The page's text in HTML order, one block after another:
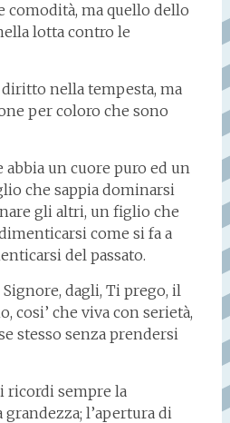
comodità, ma quello dello
lotta contro le
nella tempesta, ma
per coloro che sono
un cuore puro ed un
che sappia dominarsi
gli altri, un figlio che
come si fa a
del passato.
dagli, Ti prego, il
cosi’ che viva con serietà,
stesso senza prendersi
ricordi sempre la
l’apertura di